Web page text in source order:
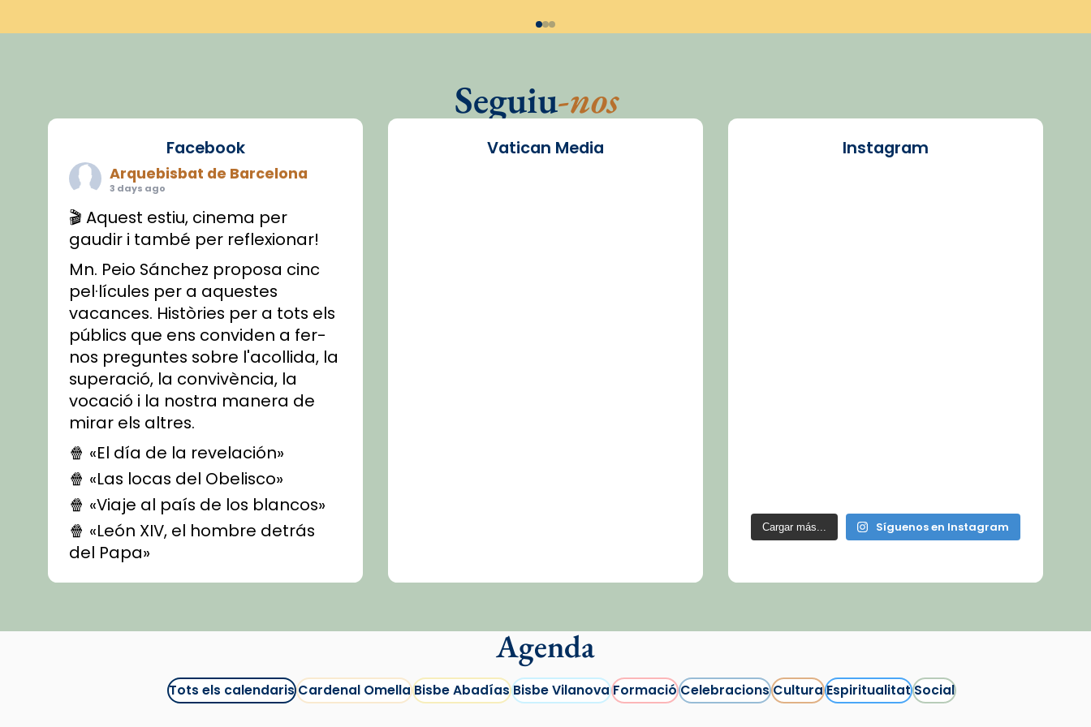
Seguiu-nos
Facebook
Arquebisbat de Barcelona
3 days ago
🎬 Aquest estiu, cinema per
gaudir i també per reflexionar!
Mn. Peio Sánchez proposa cinc
pel·lícules per a aquestes
vacances. Històries per a tots els
públics que ens conviden a fer-
nos preguntes sobre l'acollida, la
superació, la convivència, la
vocació i la nostra manera de
mirar els altres.
🍿 «El día de la revelación»
🍿 «Las locas del Obelisco»
🍿 «Viaje al país de los blancos»
🍿 «León XIV, el hombre detrás
del Papa»
🍿 «Las ovejas detectives»
recomanacions i prepara una
#CinemaEspiritualitual
@cinemaspiritcat
Vatican Media Instagram
Cargar más... Síguenos en Instagram
Agenda
Tots els calendarisCardenal OmellaBisbe AbadíasBisbe VilanovaFormacióCelebracionsCulturaEspiritualitatSocial